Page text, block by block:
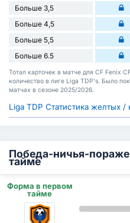
Больше 3,5
Больше 4,5
Больше 5,5
Больше 6.5
Тотал карточек в матче для CF Fenix
количество в лиге Liga TDP's. Было
матчах в сезоне 2025/2026.
Liga TDP Статистика желтых /
Победа-ничья-
тайме
Форма в первом
тайме